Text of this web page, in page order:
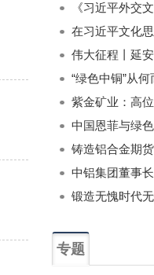
《习近平外交
“绿色中铜”从何
紫金矿业：高
中国恩菲与绿
铸造铝合金期
专题